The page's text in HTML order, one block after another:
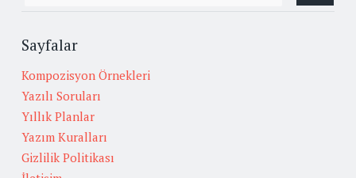
Sayfalar
Kompozisyon Örnekleri
Yazılı Soruları
Yıllık Planlar
Yazım Kuralları
Gizlilik Politikası